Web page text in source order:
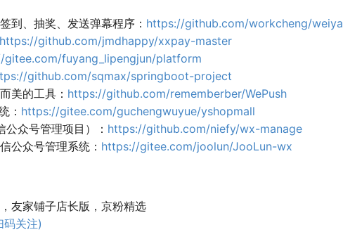
到、抽奖、发送弹幕程序： https://github.com/workcheng/weiya
https://github.com/jmdhappy/xxpay-master
gitee.com/fuyang_lipengjun/platform
github.com/sqmax/springboot-project
美的工具： https://github.com/rememberber/WePush
： https://gitee.com/guchengwuyue/yshopmall
众号管理项目）： https://github.com/niefy/wx-manage
公众号管理系统： https://gitee.com/joolun/JooLun-wx
友家铺子店长版，京粉精选
码关注)